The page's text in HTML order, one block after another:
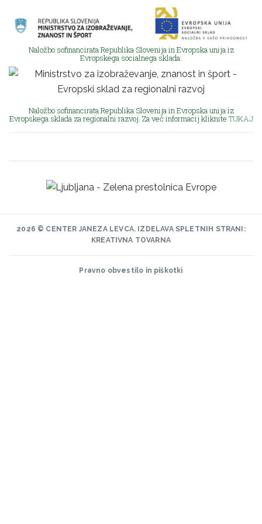
Naložbo sofinancirata Republika Slovenija in Evropska unija iz
Evropskega socialnega sklada.
Naložbo sofinancirata Republika Slovenija in Evropska unija iz
Evropskega sklada za regionalni razvoj. Za več informacij kliknite TUKAJ
2026 © CENTER JANEZA LEVCA. IZDELAVA SPLETNIH STRANI:
KREATIVNA TOVARNA
Pravno obvestilo in piškotki